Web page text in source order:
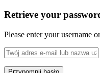
Retrieve your
Please enter your username